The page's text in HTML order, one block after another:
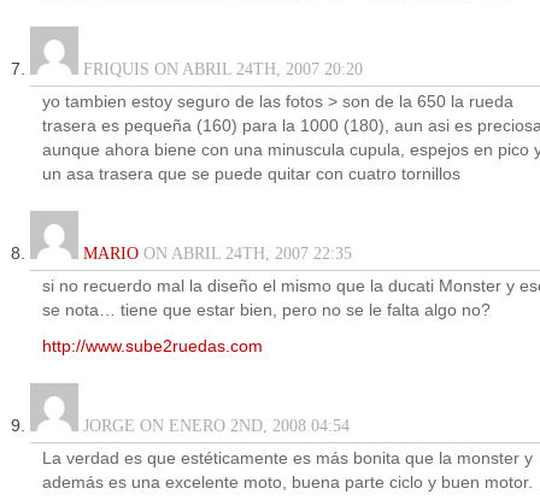
FRIQUIS ON ABRIL 24TH, 2007 20:20
yo tambien estoy seguro de las fotos > son de la 650 la rueda
trasera es pequeña (160) para la 1000 (180), aun asi es
aunque ahora biene con una minuscula cupula, espejos en pico
un asa trasera que se puede quitar con cuatro tornillos
MARIO ON ABRIL 24TH, 2007 22:35
si no recuerdo mal la diseño el mismo que la ducati Monster y
se nota… tiene que estar bien, pero no se le falta algo no?
http://www.sube2ruedas.com
JORGE ON ENERO 2ND, 2008 04:54
La verdad es que estéticamente es más bonita que la monster y
además es una excelente moto, buena parte ciclo y buen motor.